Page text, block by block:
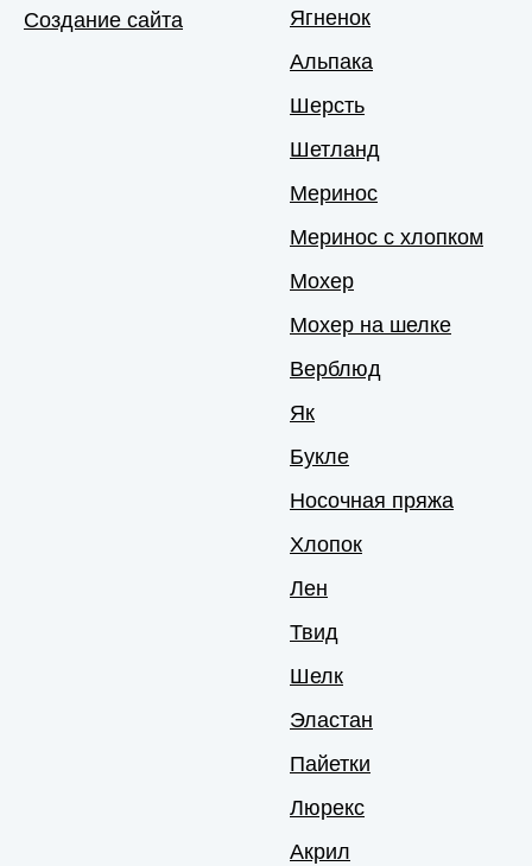
Создание сайта
Ягненок
Альпака
Шерсть
Шетланд
Меринос
Меринос с хлопком
Мохер
Мохер на шелке
Верблюд
Як
Букле
Носочная пряжа
Хлопок
Лен
Твид
Шелк
Эластан
Пайетки
Люрекс
Акрил